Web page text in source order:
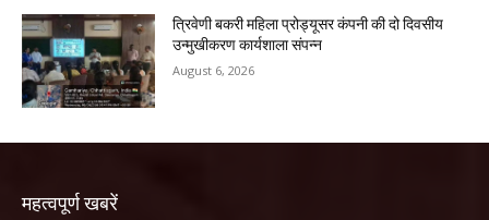
त्रिवेणी बकरी महिला प्रोड्यूसर कंपनी की दो दिवसीय
उन्मुखीकरण कार्यशाला संपन्न
August 6, 2026
महत्वपूर्ण खबरें